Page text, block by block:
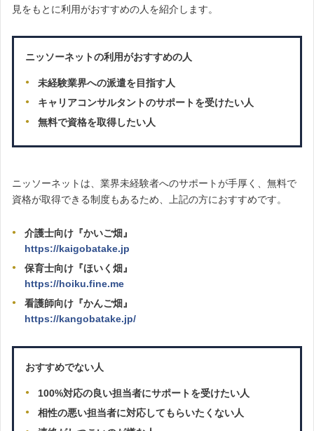
見をもとに利用がおすすめの人を紹介します。
ニッソーネットの利用がおすすめの人
未経験業界への派遣を目指す人
キャリアコンサルタントのサポートを受けたい人
無料で資格を取得したい人
ニッソーネットは、業界未経験者へのサポートが手厚く、無料で
資格が取得できる制度もあるため、上記の方におすすめです。
介護士向け『かいご畑』
https://kaigobatake.jp
保育士向け『ほいく畑』
https://hoiku.fine.me
看護師向け『かんご畑』
https://kangobatake.jp/
おすすめでない人
100%対応の良い担当者にサポートを受けたい人
相性の悪い担当者に対応してもらいたくない人